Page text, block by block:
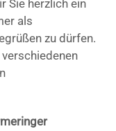
Sie herzlich ein
als
zu dürfen.